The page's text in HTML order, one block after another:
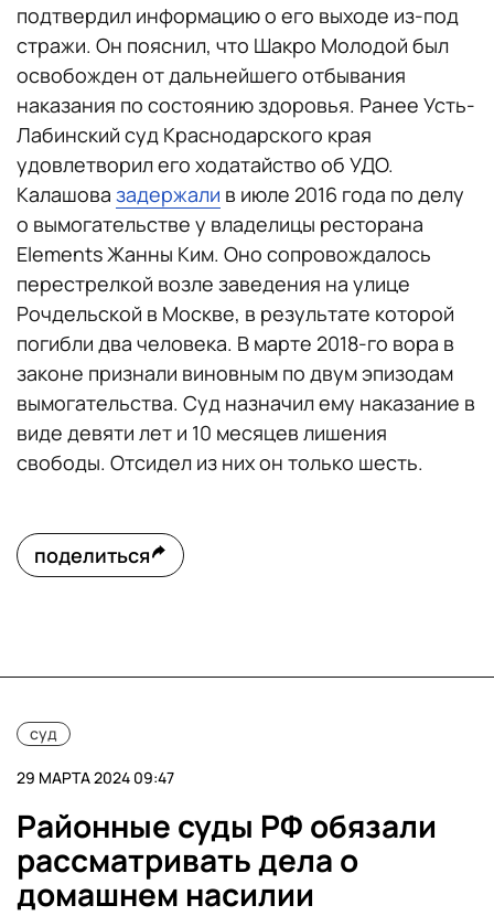
подтвердил информацию о его выходе из-под
стражи. Он пояснил, что Шакро Молодой был
освобожден от дальнейшего отбывания
наказания по состоянию здоровья. Ранее Усть-
Лабинский суд Краснодарского края
удовлетворил его ходатайство об УДО.
Калашова задержали в июле 2016 года по делу
о вымогательстве у владелицы ресторана
Elements Жанны Ким. Оно сопровождалось
перестрелкой возле заведения на улице
Рочдельской в Москве, в результате которой
погибли два человека. В марте 2018-го вора в
законе признали виновным по двум эпизодам
вымогательства. Суд назначил ему наказание в
виде девяти лет и 10 месяцев лишения
свободы. Отсидел из них он только шесть.
поделиться
суд
29 МАРТА 2024 09:47
Районные суды РФ обязали
рассматривать дела о
домашнем насилии